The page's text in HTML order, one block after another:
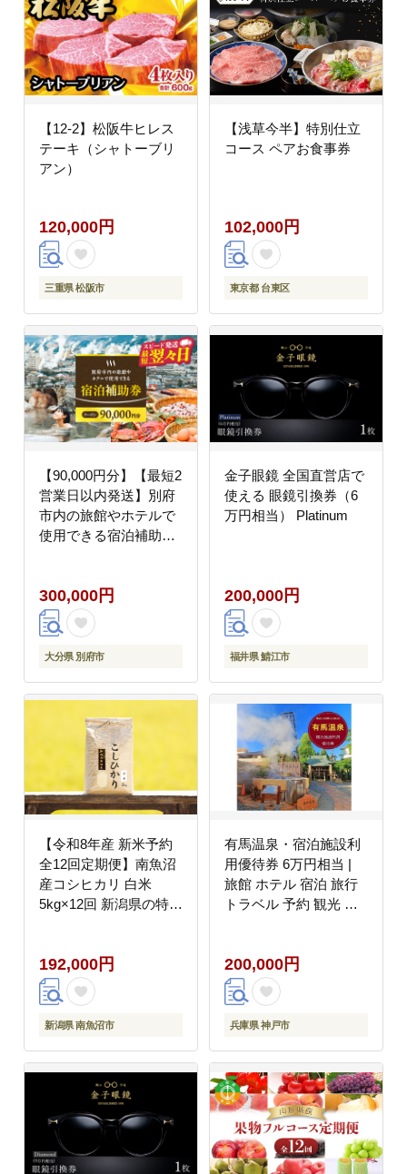
【12-2】松阪牛ヒレス
テーキ（シャトーブリ
アン）
120,000円
三重県 松阪市
【浅草今半】特別仕立
コース ペアお食事券
102,000円
東京都 台東区
【90,000円分】【最短2
営業日以内発送】別府
市内の旅館やホテルで
使用できる宿泊補助
府市 3000円 15000円 3
万円 9万円 15万円 30万
円 ホテル 旅館 温泉 旅
行 観光 トラベル 宿泊
ン 宿泊 お泊り 別府温
泉 別府観光 地獄めぐり
旅 おすすめ 人気 体験
型 節約_B030-005
300,000円
大分県 別府市
金子眼鏡 全国直営店で
使える 眼鏡引換券（6
万円相当） Platinum
200,000円
福井県 鯖江市
【令和8年産 新米予約
全12回定期便】南魚沼
産コシヒカリ 白米
5kg×12回 新潟県の特A
ブランド米 精米 こしひ
かり コシヒカリ】
【2026年11月上旬から
1ヶ月以内に順次発送予
192,000円
新潟県 南魚沼市
有馬温泉・宿泊施設利
用優待券 6万円相当 |
旅館 ホテル 宿泊 旅行
トラベル 予約 観光 チ
すすめ
200,000円
兵庫県 神戸市